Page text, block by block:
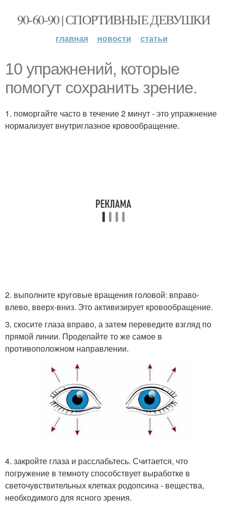
90-60-90 | СПОРТИВНЫЕ ДЕВУШКИ
главная новости статьи
10 упражнений, которые
помогут сохранить зрение.
1. поморгайте часто в течение 2 минут - это упражнение
нормализует внутриглазное кровообращение.
2. выполните круговые вращения головой: вправо-
влево, вверх-вниз. Это активизирует кровообращение.
3. скосите глаза вправо, а затем переведите взгляд по
прямой линии. Проделайте то же самое в
противоположном направлении.
4. закройте глаза и расслабьтесь. Считается, что
погружение в темноту способствует выработке в
светочувствительных клетках родопсина - вещества,
необходимого для ясного зрения.